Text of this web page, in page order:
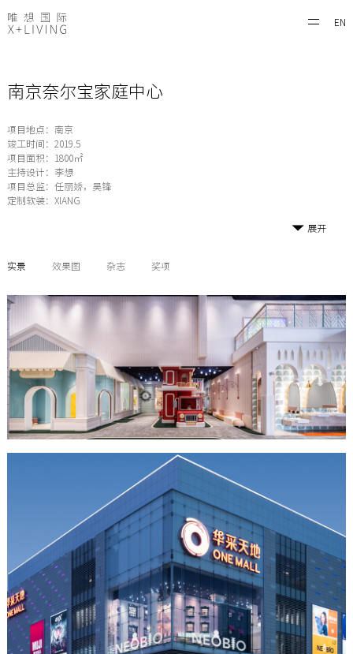
EN
南京奈尔宝家庭中心
项目地点：南京
竣工时间：2019.5
项目面积：1800㎡
主持设计：李想
项目总监：任丽娇，吴锋
定制软装：XIANG
展开
实景 效果图 杂志 奖项